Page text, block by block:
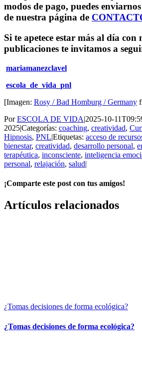
modos de pago, puedes
de nuestra página de
Si te apetece estar más al día con
publicaciones te invitamos a
mariamanezclavel
escola_de_vida_pnl
[Imagen: Rosy / Bad Homburg / Germany
PorESCOLA DE VIDA|2025-10-
2025|Categorías: coaching, creatividad,
Hipnosis, PNL|Etiquetas: acceso de
bienestar, creatividad, desarrollo personal,
terapéutica, inconsciente, inteligencia
personal, relajación, salud|
¡Comparte este post con tus amigos!
Facebook
X
WhatsApp
Correo
electrónico
Artículos relacionados
¿Tomas decisiones de forma ecológica?
¿Tomas decisiones de forma ecológica?